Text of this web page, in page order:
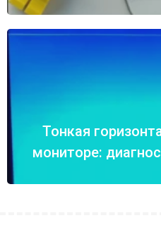
Тонкая
мониторе: